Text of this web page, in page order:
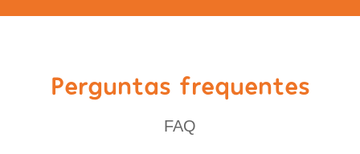
Perguntas frequentes
FAQ